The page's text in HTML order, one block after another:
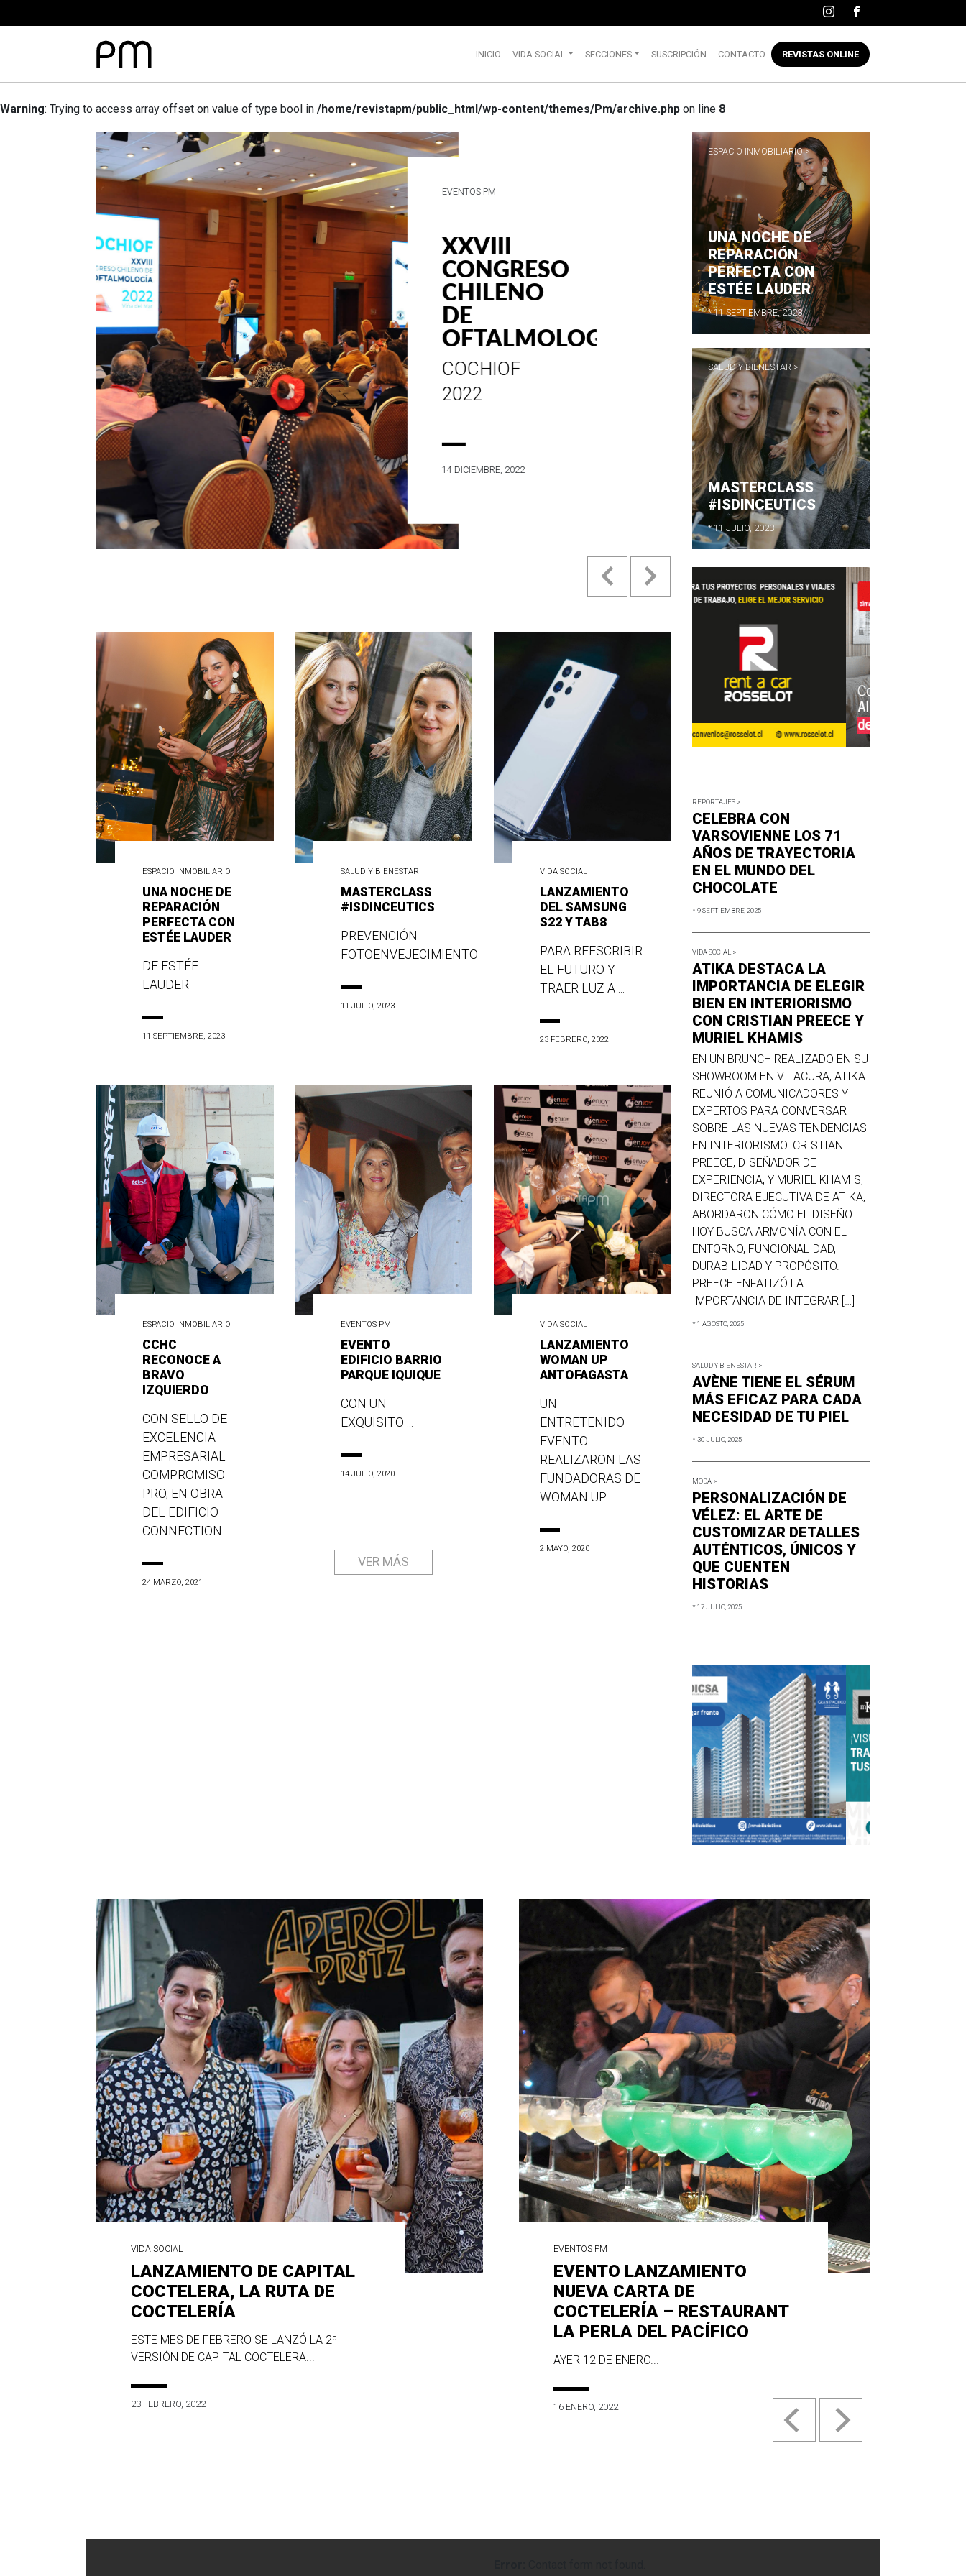
INICIO VIDA SOCIAL SECCIONES SUSCRIPCIÓN CONTACTO REVISTAS ONLINE
Warning: Trying to access array offset on value of type bool in /home/revistapm/public_html/wp-content/themes/Pm/archive.php on line 8
CELEBRA
SUS 75
ESTILO E
HISTORIA
Previous Next
ESPACIO INMOBILIARIO
UNA NOCHE DE
REPARACIÓN
PERFECTA CON
ESTÉE LAUDER
DE ESTÉE
LAUDER
11 SEPTIEMBRE, 2023
SALUD Y BIENESTAR
MASTERCLASS
#ISDINCEUTICS
PREVENCIÓN
FOTOENVEJECIMIENTO
11 JULIO, 2023
VIDA SOCIAL
LANZAMIENTO
DEL SAMSUNG
S22 Y TAB8
PARA REESCRIBIR
EL FUTURO Y
TRAER LUZ A ...
23 FEBRERO, 2022
ESPACIO INMOBILIARIO
CCHC
RECONOCE A
BRAVO
IZQUIERDO
CON SELLO DE
EXCELENCIA
EMPRESARIAL
COMPROMISO
PRO, EN OBRA
DEL EDIFICIO
CONNECTION
24 MARZO, 2021
EVENTOS PM
EVENTO
EDIFICIO BARRIO
PARQUE IQUIQUE
CON UN
EXQUISITO ...
14 JULIO, 2020
VIDA SOCIAL
LANZAMIENTO
WOMAN UP
ANTOFAGASTA
UN
ENTRETENIDO
EVENTO
REALIZARON LAS
FUNDADORAS DE
WOMAN UP.
2 MAYO, 2020
VER MÁS
ESPACIO INMOBILIARIO >
UNA NOCHE DE
REPARACIÓN
PERFECTA CON
ESTÉE LAUDER
* 11 SEPTIEMBRE, 2023
SALUD Y BIENESTAR >
MASTERCLASS
#ISDINCEUTICS
* 11 JULIO, 2023
REPORTAJES >
CELEBRA CON
VARSOVIENNE LOS 71
AÑOS DE TRAYECTORIA
EN EL MUNDO DEL
CHOCOLATE
* 9 SEPTIEMBRE, 2025
VIDA SOCIAL >
ATIKA DESTACA LA
IMPORTANCIA DE ELEGIR
BIEN EN INTERIORISMO
CON CRISTIAN PREECE Y
MURIEL KHAMIS
EN UN BRUNCH REALIZADO EN SU
SHOWROOM EN VITACURA, ATIKA
REUNIÓ A COMUNICADORES Y
EXPERTOS PARA CONVERSAR
SOBRE LAS NUEVAS TENDENCIAS
EN INTERIORISMO. CRISTIAN
PREECE, DISEÑADOR DE
EXPERIENCIA, Y MURIEL KHAMIS,
DIRECTORA EJECUTIVA DE ATIKA,
ABORDARON CÓMO EL DISEÑO
HOY BUSCA ARMONÍA CON EL
ENTORNO, FUNCIONALIDAD,
DURABILIDAD Y PROPÓSITO.
PREECE ENFATIZÓ LA
IMPORTANCIA DE INTEGRAR […]
* 1 AGOSTO, 2025
SALUD Y BIENESTAR >
AVÈNE TIENE EL SÉRUM
MÁS EFICAZ PARA CADA
NECESIDAD DE TU PIEL
* 30 JULIO, 2025
MODA >
PERSONALIZACIÓN DE
VÉLEZ: EL ARTE DE
CUSTOMIZAR DETALLES
AUTÉNTICOS, ÚNICOS Y
QUE CUENTEN
HISTORIAS
* 17 JULIO, 2025
VIDA SOCIAL
LANZAMIENTO DE CAPITAL
COCTELERA, LA RUTA DE
COCTELERÍA
ESTE MES DE FEBRERO SE LANZÓ LA 2º
VERSIÓN DE CAPITAL COCTELERA...
23 FEBRERO, 2022
EVENTOS PM
EVENTO LANZAMIENTO
NUEVA CARTA DE
COCTELERÍA – RESTAURANT
LA PERLA DEL PACÍFICO
AYER 12 DE ENERO...
16 ENERO, 2022